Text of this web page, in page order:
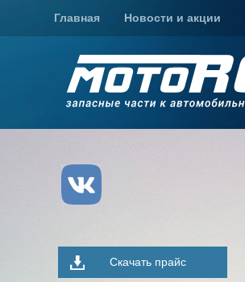
Главная Новости и акции
Скачать прайс